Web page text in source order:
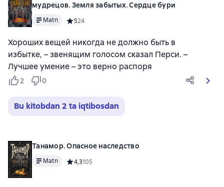
мудрецов. Земля забытых. Сердце бури
Matn Средний рейтинг 5 на основе 24 оценок
524
Хороших вещей никогда не должно быть в
избытке, – звенящим голосом сказал Перси. –
Лучшее умение – это верно распоря
2 0
Bu kitobdan 2 ta iqtibosdan
Танамор. Опасное наследство
Matn Средний рейтинг 4,3 на основе 105 оценок
4,3105